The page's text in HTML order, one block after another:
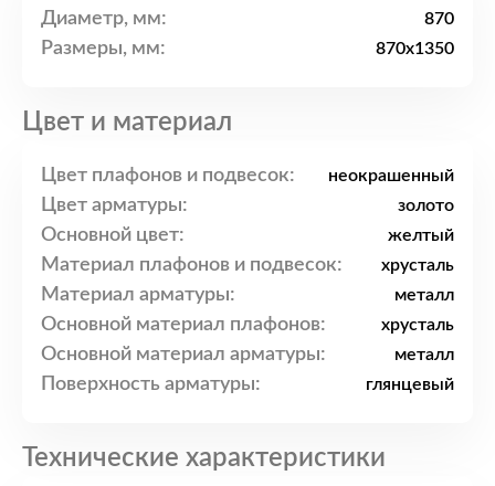
Диаметр, мм: 870
Размеры, мм: 870x1350
Цвет и материал
Цвет плафонов и подвесок: неокрашенный
Цвет арматуры: золото
Основной цвет: желтый
Материал плафонов и подвесок: хрусталь
Материал арматуры: металл
Основной материал плафонов: хрусталь
Основной материал арматуры: металл
Поверхность арматуры: глянцевый
Технические характеристики